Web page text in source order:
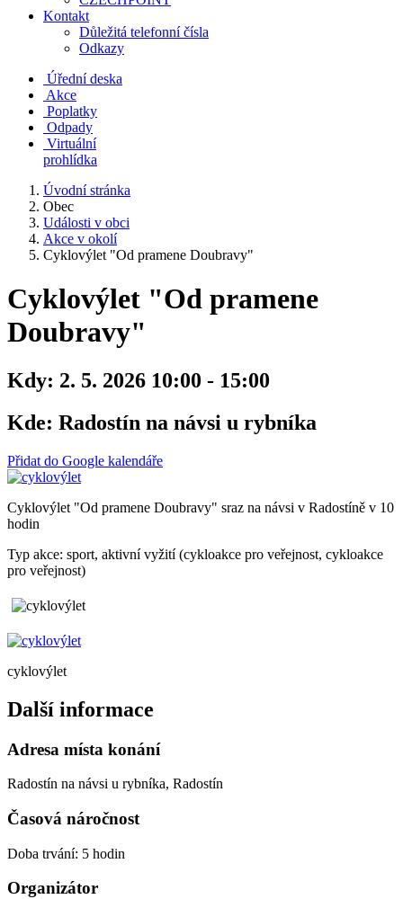
Kontakt
Důležitá telefonní čísla
Odkazy
Úřední deska
Akce
Poplatky
Odpady
Virtuální
prohlídka
Úvodní stránka
Obec
Události v obci
Akce v okolí
Cyklovýlet "Od pramene Doubravy"
Cyklovýlet "Od pramene
Doubravy"
Kdy: 2. 5. 2026 10:00 - 15:00
Kde: Radostín na návsi u rybníka
Přidat do Google kalendáře
Cyklovýlet "Od pramene Doubravy" sraz na návsi v Radostíně v 10
hodin
Typ akce: sport, aktivní vyžití (cykloakce pro veřejnost, cykloakce
pro veřejnost)
cyklovýlet
Další informace
Adresa místa konání
Radostín na návsi u rybníka, Radostín
Časová náročnost
Doba trvání: 5 hodin
Organizátor